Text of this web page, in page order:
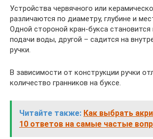
Устройства червячного или
различаются по диаметру, глубине и
Одной стороной кран-букса становится
подачи воды, другой – садится на
ручки.
В зависимости от конструкции ручки
количество гранников на буксе.
Читайте также: Как выбрать
10 ответов на самые частые